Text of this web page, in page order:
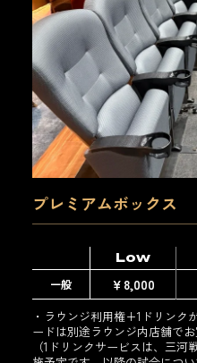
プレミアムボックス
Low
一般
￥8,000
・ラウンジ利用権+1ドリンク
ードは別途ラウンジ内店舗でお
（1ドリンクサービスは、三